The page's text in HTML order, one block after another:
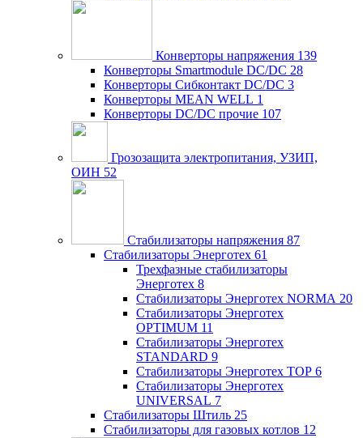
Конверторы напряжения 139
Конверторы Smartmodule DC/DC 28
Конверторы Сибконтакт DC/DC 3
Конверторы MEAN WELL 1
Конверторы DC/DC прочие 107
Грозозащита электропитания, УЗИП,
ОИН 52
Стабилизаторы напряжения 87
Стабилизаторы Энерготех 61
Трехфазные стабилизаторы
Энерготех 8
Стабилизаторы Энерготех NORMA 20
Стабилизаторы Энерготех
OPTIMUM 11
Стабилизаторы Энерготех
STANDARD 9
Стабилизаторы Энерготех TOP 6
Стабилизаторы Энерготех
UNIVERSAL 7
Стабилизаторы Штиль 25
Стабилизаторы для газовых котлов 12